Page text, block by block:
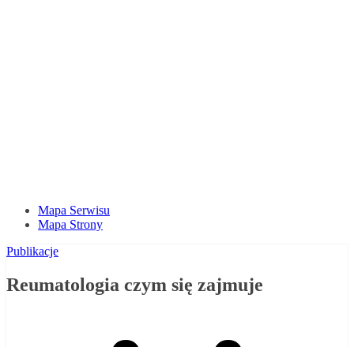
Mapa Serwisu
Mapa Strony
Publikacje
Reumatologia czym się zajmuje